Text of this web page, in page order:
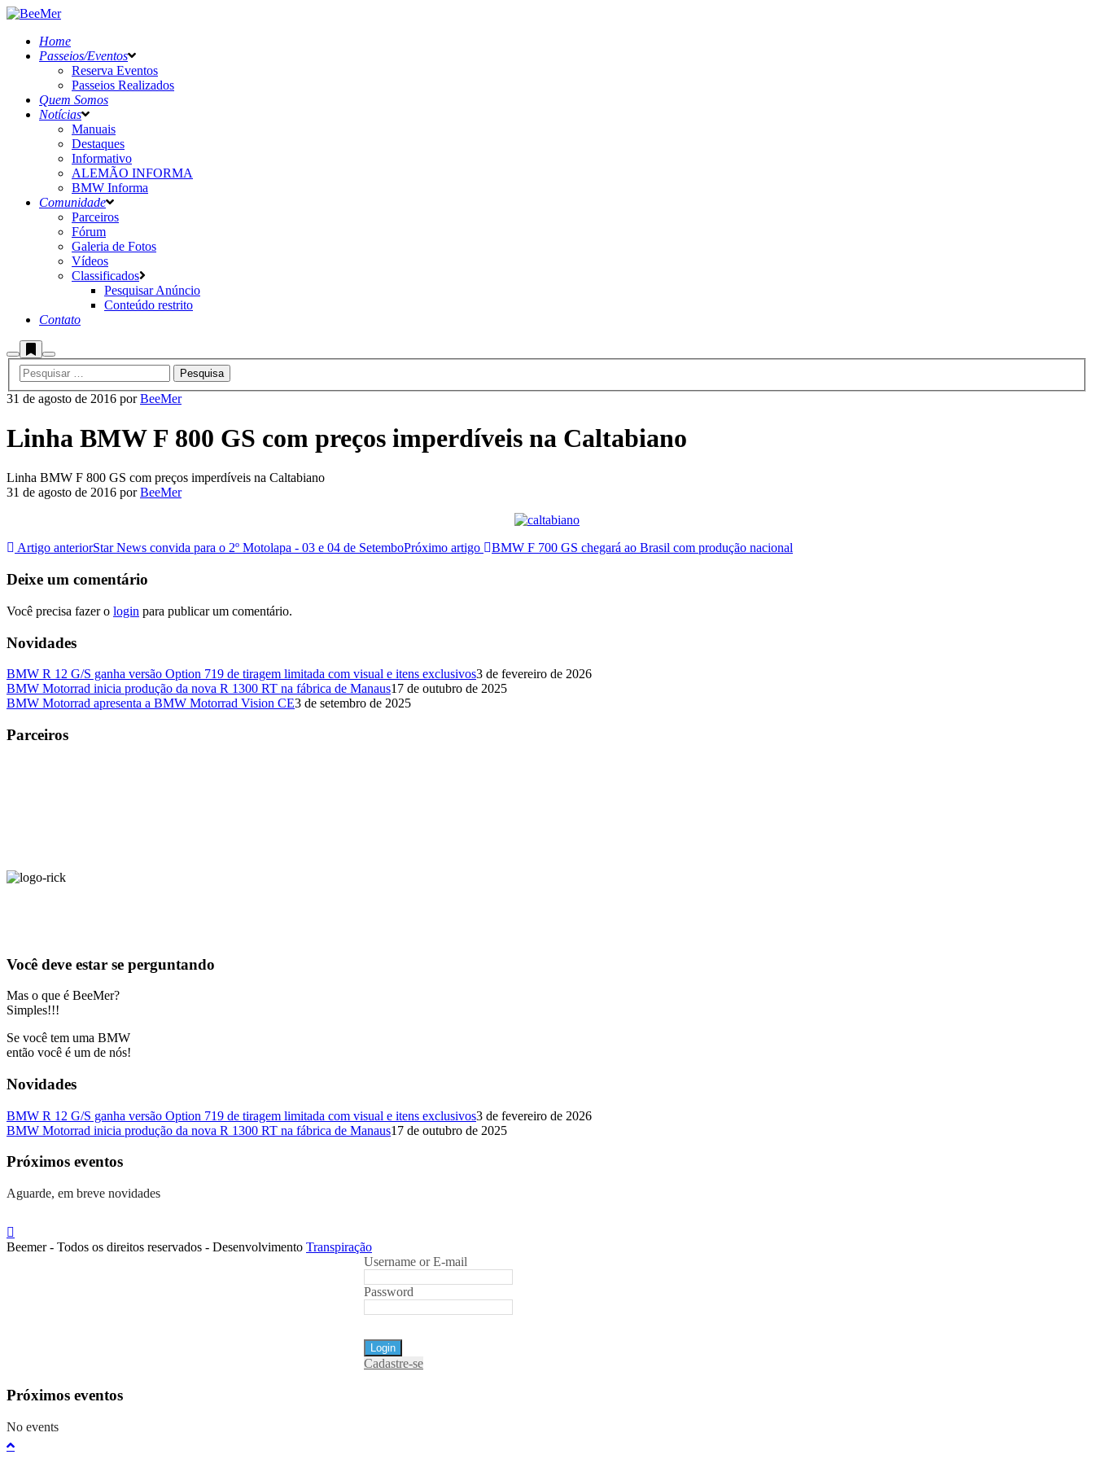
Home
Passeios/Eventos
Reserva Eventos
Passeios Realizados
Quem Somos
Notícias
Manuais
Destaques
Informativo
ALEMÃO INFORMA
BMW Informa
Comunidade
Parceiros
Fórum
Galeria de Fotos
Vídeos
Classificados
Pesquisar Anúncio
Conteúdo restrito
Contato
Pesquisainformações
Menu
principal
31 de agosto de 2016 porBeeMer
Linha BMW F 800 GS com preços imperdíveis na Caltabiano
Linha BMW F 800 GS com preços imperdíveis na Caltabiano
31 de agosto de 2016 porBeeMer
Artigo anteriorStar News convida para o 2º Motolapa - 03 e 04 de SetemboPróximo artigo BMW F 700 GS chegará ao Brasil com produção nacional
Deixe um comentário
Você precisa fazer o login para publicar um comentário.
Novidades
BMW R 12 G/S ganha versão Option 719 de tiragem limitada com visual e itens exclusivos3 de fevereiro de 2026
BMW Motorrad inicia produção da nova R 1300 RT na fábrica de Manaus17 de outubro de 2025
BMW Motorrad apresenta a BMW Motorrad Vision CE3 de setembro de 2025
Parceiros
Você deve estar se perguntando
Mas o que é BeeMer?
Simples!!!
Se você tem uma BMW
então você é um de nós!
Novidades
BMW R 12 G/S ganha versão Option 719 de tiragem limitada com visual e itens exclusivos3 de fevereiro de 2026
BMW Motorrad inicia produção da nova R 1300 RT na fábrica de Manaus17 de outubro de 2025
Próximos eventos
Aguarde, em breve novidades
Beemer - Todos os direitos reservados - Desenvolvimento Transpiração
Username or E-mail
Password
Cadastre-se
Próximos eventos
No events